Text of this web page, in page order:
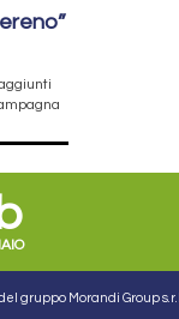
gruppo Morandi Group s.r.l.